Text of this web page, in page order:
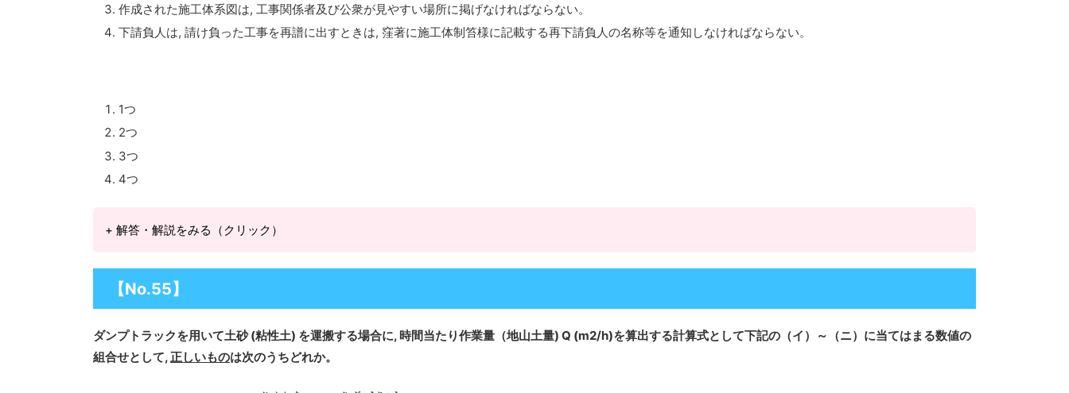
作成された施工体系図は, 工事関係者及び公衆が見やすい場所に掲げなければならない。
下請負人は, 請け負った工事を再譜に出すときは, 窪著に施工体制笞様に記載する再下請負人の名称等を通知しなければならない。
1つ
2つ
3つ
4つ
+ 解答・解説をみる（クリック）
【No.55】
ダンプトラックを用いて土砂 (粘性土) を運搬する場合に, 時間当たり作業量（地山土量) Q (m2/h)を算出する計算式として下記の（イ）～（ニ）に当てはまる数値の
組合せとして,正しいものは次のうちどれか。